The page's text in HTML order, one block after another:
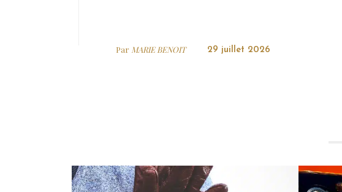
ParMARIE BENOIT 29 juillet 2026